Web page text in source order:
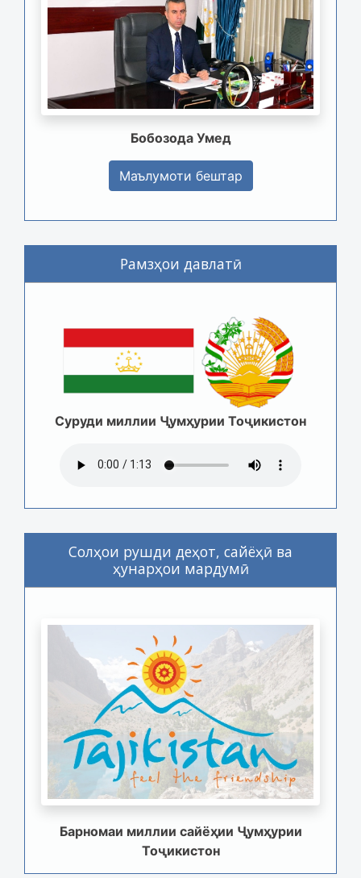
Бобозода Умед
Маълумоти бештар
Рамзҳои давлатӣ
Суруди миллии Ҷумҳурии Тоҷикистон
Солҳои рушди деҳот, сайёҳӣ ва
ҳунарҳои мардумӣ
Барномаи миллии сайёҳии Ҷумҳурии
Тоҷикистон